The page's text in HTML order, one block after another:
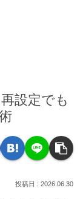
設定でも
2026.06.30